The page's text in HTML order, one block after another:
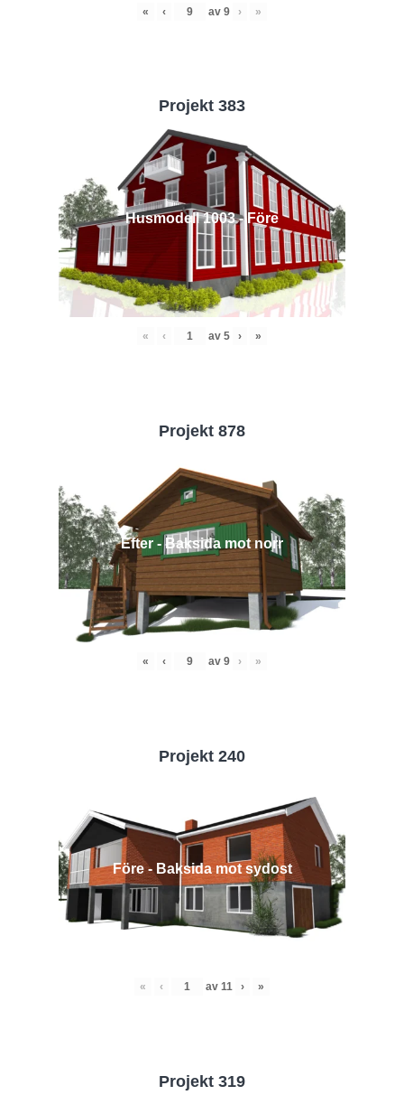
« ‹ av 9 › »
Projekt 383
Husmodell 1003 - Före
« ‹ av 5 › »
Projekt 878
Efter - Baksida mot norr
« ‹ av 9 › »
Projekt 240
Före - Baksida mot sydost
« ‹ av 11 › »
Projekt 319